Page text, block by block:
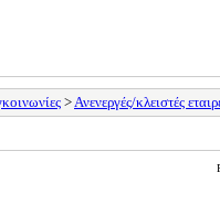
> Ανενεργές/κλειστές